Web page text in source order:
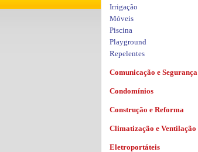
Irrigação
Móveis
Piscina
Playground
Repelentes
Comunicação e Segurança
Condomínios
Construção e Reforma
Climatização e Ventilação
Eletroportáteis